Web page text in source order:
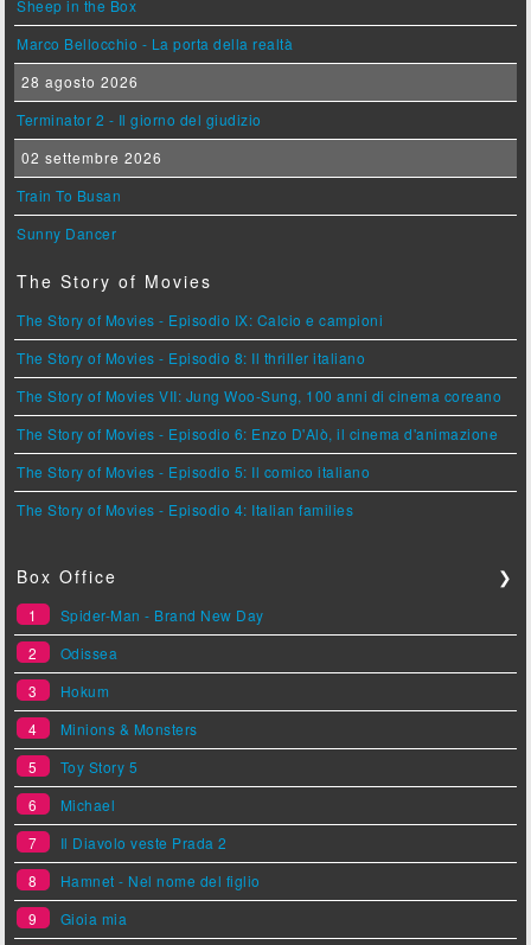
Sheep in the Box
Marco Bellocchio - La porta della realtà
28 agosto 2026
Terminator 2 - Il giorno del giudizio
02 settembre 2026
Train To Busan
Sunny Dancer
The Story of Movies
The Story of Movies - Episodio IX: Calcio e campioni
The Story of Movies - Episodio 8: Il thriller italiano
The Story of Movies VII: Jung Woo-Sung, 100 anni di cinema coreano
The Story of Movies - Episodio 6: Enzo D'Alò, il cinema d'animazione
The Story of Movies - Episodio 5: Il comico italiano
The Story of Movies - Episodio 4: Italian families
Box Office ❯
1
Spider-Man - Brand New Day
2
Odissea
3
Hokum
4
Minions & Monsters
5
Toy Story 5
6
Michael
7
Il Diavolo veste Prada 2
8
Hamnet - Nel nome del figlio
9
Gioia mia